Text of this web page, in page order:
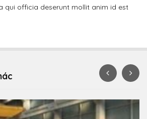
qui officia deserunt mollit anim id est
Hot